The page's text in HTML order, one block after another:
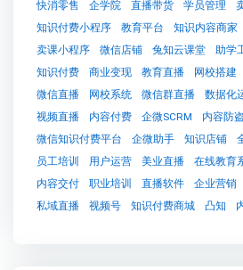
快消零售 企学院 直播带货 学员管理
知识付费小程序
教育平台 知识内容商家
卖课小程序
微信店铺 兔知云课堂 助学
知识付费
商业变现 教育直播 网校搭建
微信直播
网校系统 微信群直播 数据化
视频直播
内容付费 企微SCRM 内容防盗
微信知识付费平台
企微助手 知识店铺
员工培训
用户运营 美业直播 在线教育
内容交付
职业培训 直播软件 企业营销
私域直播
视频号 知识付费商城 凸知